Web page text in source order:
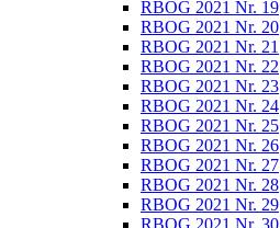
RBOG 2021 Nr. 19
RBOG 2021 Nr. 20
RBOG 2021 Nr. 21
RBOG 2021 Nr. 22
RBOG 2021 Nr. 23
RBOG 2021 Nr. 24
RBOG 2021 Nr. 25
RBOG 2021 Nr. 26
RBOG 2021 Nr. 27
RBOG 2021 Nr. 28
RBOG 2021 Nr. 29
RBOG 2021 Nr. 30